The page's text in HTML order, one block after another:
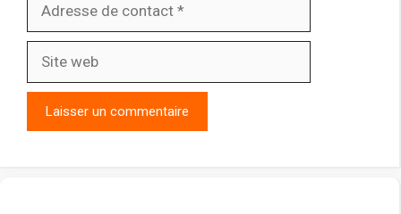
de
contact
web